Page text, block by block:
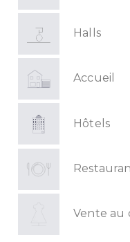
Halls
Accueil
Hôtels
Vente au